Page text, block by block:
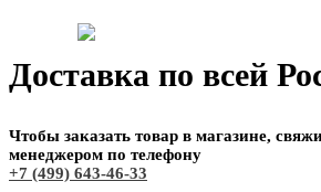
Доставка по всей
Чтобы заказать товар в магазине,
менеджером по телефону
+7 (499) 643-46-33